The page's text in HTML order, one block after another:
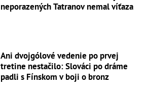
neporazených Tatranov nemal víťaza
Ani dvojgólové vedenie po prvej
tretine nestačilo: Slováci po dráme
padli s Fínskom v boji o bronz